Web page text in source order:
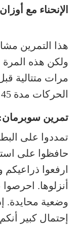
الإنحناء مع
هذا التمرين
ولكن هذه
مرات متتالية
الحركات مدة 45 ثانية. ثم ارتاحوا مدة 15 ثانية.
تمرين
تمددوا على
حافظوا على
ارفعوا
أنزلوها.
وضعية محايدة.
إحتمال كبير